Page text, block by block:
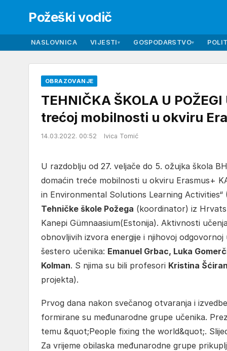
Požeški vodič
NASLOVNICA VIJESTI▾ GOSPODARSTVO▾
OBRAZOVANJE
TEHNIČKA ŠKOLA U
trećoj mobilnosti u okviru
14.03.2022. 00:52 Ivica Tomić
U razdoblju od 27. veljače do 5. ožujka škola
domaćin treće mobilnosti u okviru Erasmus+
in Environmental Solutions Learning
Tehničke škole Požega (koordinator) iz
Kanepi Gümnaasium(Estonija). Aktivnosti
obnovljivih izvora energije i njihovoj
šestero učenika: Emanuel Grbac, Luka
Kolman. S njima su bili profesori Kristina Šćiran
projekta).
Prvog dana nakon svečanog otvaranja i
formirane su međunarodne grupe učenika.
temu &quot;People fixing the world&quot;.
Za vrijeme obilaska međunarodne grupe